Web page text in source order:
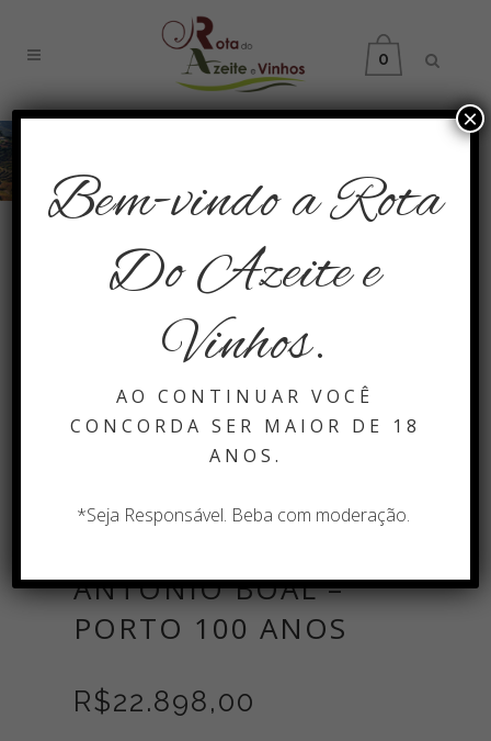
0
Todos os Produtos
ANTONIO BOAL –
PORTO 100 ANOS
R$22.898,00
Bem-vindo a Rota
Do Azeite e
Vinhos.
AO CONTINUAR VOCÊ
CONCORDA SER MAIOR DE 18
ANOS.
*Seja Responsável. Beba com moderação.
×